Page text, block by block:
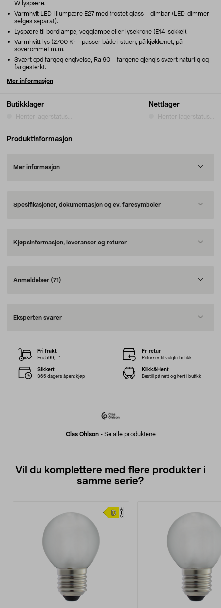
Butikklager
Henter lagerstatus...
Nettlager
Henter lagerstatus...
W lyspære.
Varmhvit LED-illumpære E27 med frostet glass – dimbar (LED-dimmer
selges separat).
Lyspære til bordlampe, vegglampe eller lysekrone (E14-sokkel).
Varmhvitt lys (2700 K) – passer både i stuen, på kjøkkenet, på
soverommet m.m.
Svært god fargegjengivelse, Ra 90 – fargene gjengis svært naturlig og
fargesterkt.
Mer informasjon
Produktinformasjon
Mer informasjon
Spesifikasjoner, dokumentasjon og ev. faresymboler
Kjøpsinformasjon, leveranser og returer
Anmeldelser (71)
Eksperten svarer
Clas Ohlson- Se alle produktene
Fri frakt
Fra 599,–*
Fri retur
Returner til valgfri butikk
Sikkert
365 dagers åpent kjøp
Klikk&Hent
Bestill på nett og hent i butikk
Vil du komplettere med flere produkter i
samme serie?